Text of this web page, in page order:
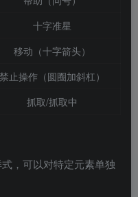
十字准星
移动（十字箭头）
禁止操作（圆圈加斜杠）
抓取/抓取中
，可以对特定元素单独